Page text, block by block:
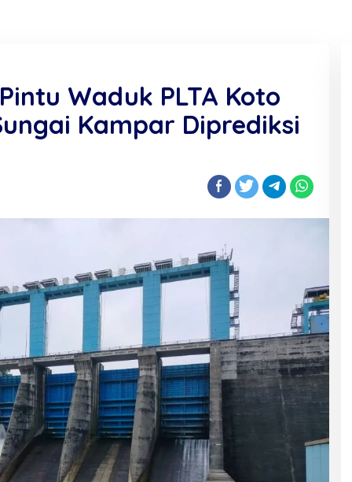
Waduk PLTA Koto
Kampar Diprediksi